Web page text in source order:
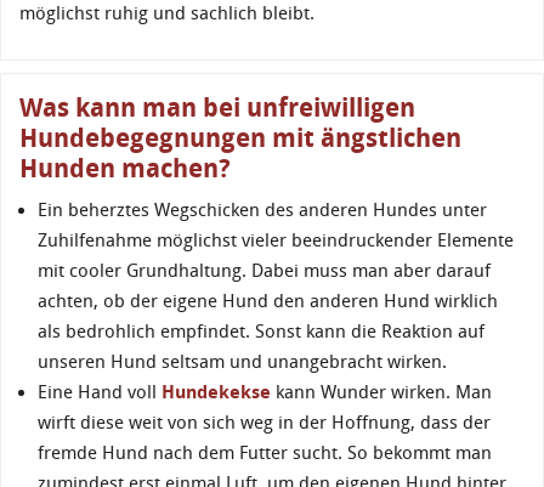
möglichst ruhig und sachlich bleibt.
Was kann man bei unfreiwilligen
Hundebegegnungen mit ängstlichen
Hunden machen?
Ein beherztes Wegschicken des anderen Hundes unter
Zuhilfenahme möglichst vieler beeindruckender Elemente
mit cooler Grundhaltung. Dabei muss man aber darauf
achten, ob der eigene Hund den anderen Hund wirklich
als bedrohlich empfindet. Sonst kann die Reaktion auf
unseren Hund seltsam und unangebracht wirken.
Eine Hand voll Hundekekse kann Wunder wirken. Man
wirft diese weit von sich weg in der Hoffnung, dass der
fremde Hund nach dem Futter sucht. So bekommt man